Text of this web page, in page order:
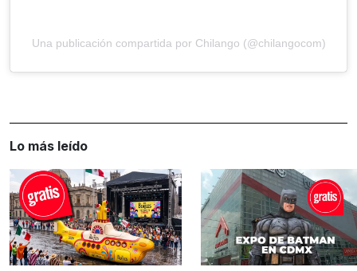
Una publicación compartida por Chilango (@chilangocom)
Lo más leído